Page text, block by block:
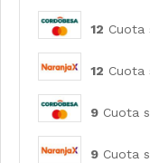
12 Cuota
12 Cuota
9Cuota
9Cuota